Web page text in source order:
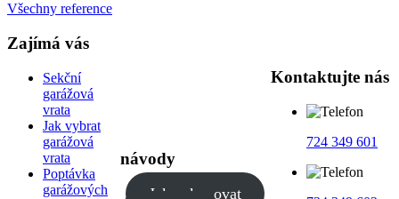
Všechny reference
Zajímá vás
Sekční
garážová
vrata
Jak vybrat
garážová
vrata
Poptávka
garážových
návody
Jak nakupovat
Kontaktujte nás
724 349 601